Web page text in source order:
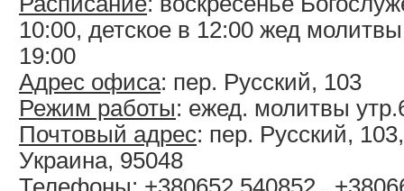
10:00, детское в 12:00 жед
19:00
Адрес офиса: пер. Русский, 103
Режим работы: ежед. молитвы
Почтовый адрес: пер. Русский,
Украина, 95048